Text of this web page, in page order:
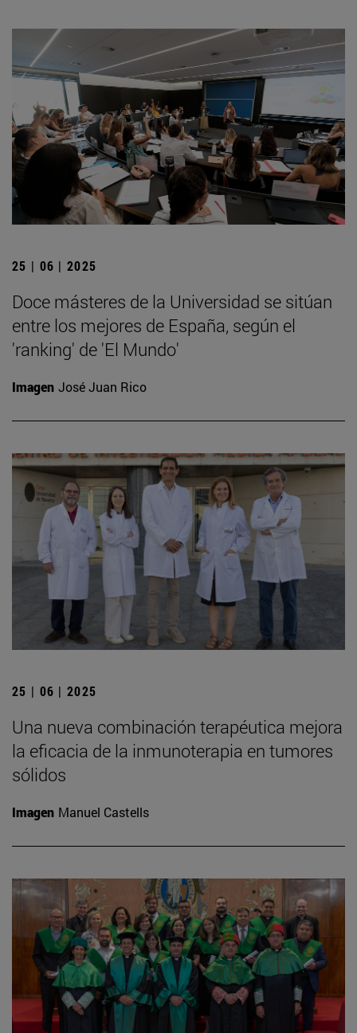
25 | 06 | 2025
Doce másteres de la Universidad se sitúan
entre los mejores de España, según el
'ranking' de 'El Mundo'
Imagen José Juan Rico
25 | 06 | 2025
Una nueva combinación terapéutica mejora
la eficacia de la inmunoterapia en tumores
sólidos
Imagen Manuel Castells